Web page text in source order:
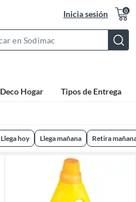
Inicia sesión 0
Bar
Deco Hogar Tipos de Entrega
Llega hoy Llega mañana Retira